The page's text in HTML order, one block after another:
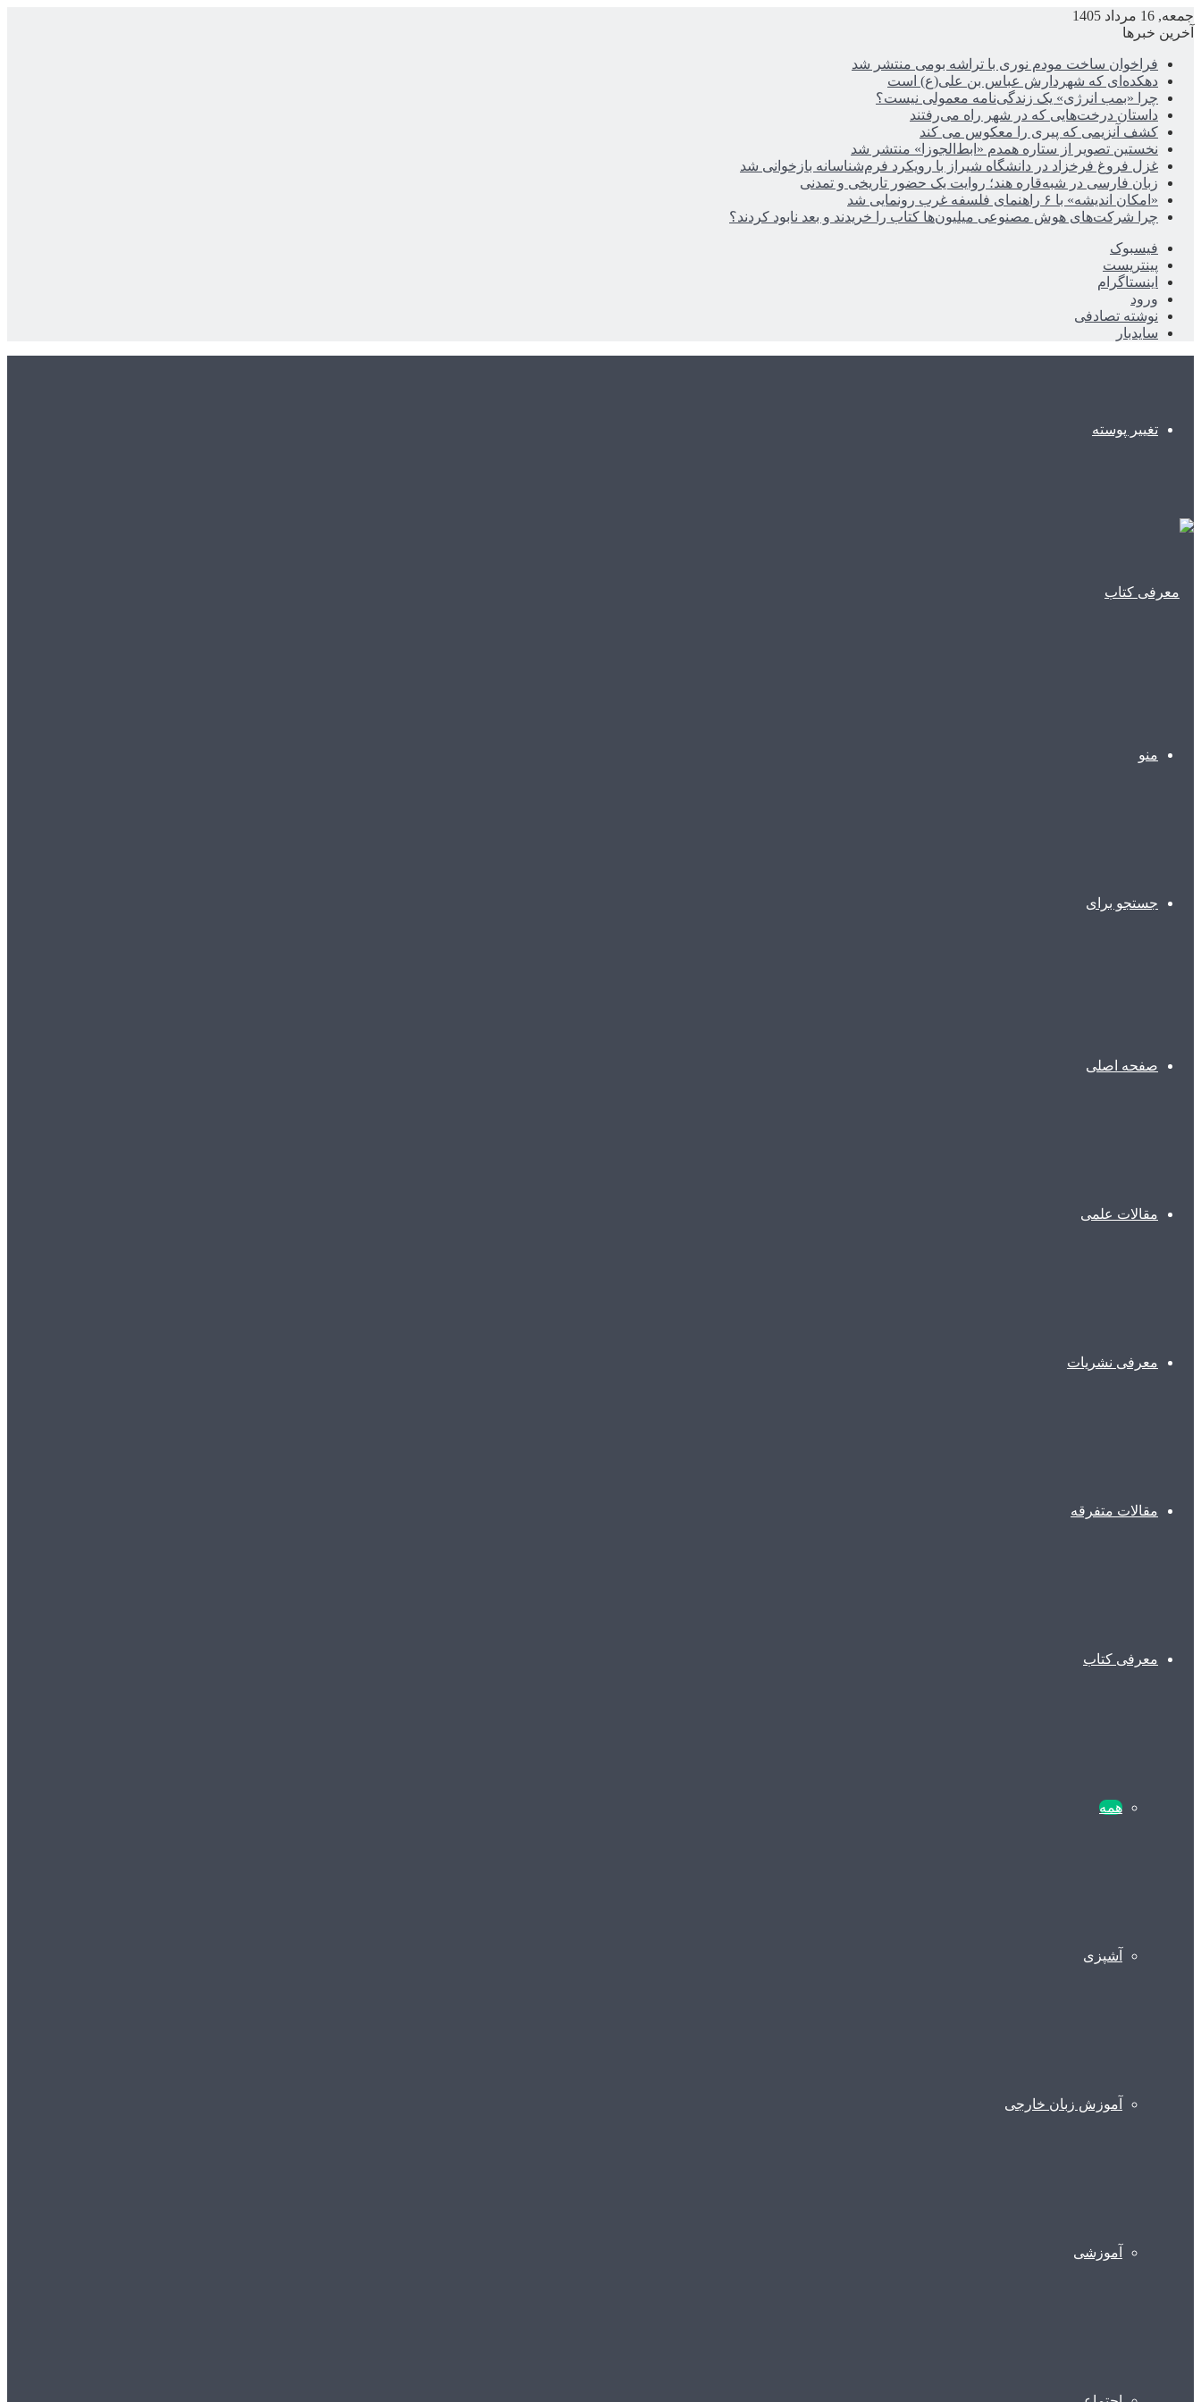
جمعه, 16 مرداد 1405
آخرین خبرها
فراخوان ساخت مودم نوری با تراشه بومی منتشر شد
دهکده‌ای که شهردارش عباس بن علی(ع) است
چرا «بمب انرژی» یک زندگی‌نامه معمولی نیست؟
داستان درخت‌هایی که در شهر راه می‌رفتند
کشف آنزیمی که پیری را معکوس می کند
نخستین تصویر از ستاره همدم «ابط‌الجوزا» منتشر شد
غزل فروغ فرخزاد در دانشگاه شیراز با رویکرد فرم‌شناسانه بازخوانی شد
زبان فارسی در شبه‌قاره هند؛ روایت یک حضور تاریخی و تمدنی
«امکان اندیشه» با ۶ راهنمای فلسفه غرب رونمایی شد
چرا شرکت‌های هوش مصنوعی میلیون‌ها کتاب را خریدند و بعد نابود کردند؟
فیسبوک
پینتریست
اینستاگرام
ورود
نوشته تصادفی
سایدبار
تغییر پوسته
منو
جستجو برای
صفحه اصلی
مقالات علمی
معرفی نشریات
مقالات متفرقه
معرفی کتاب
همه
آشپزی
آموزش زبان خارجی
آموزشی